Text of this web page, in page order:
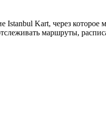
Kart, через которое
маршруты,